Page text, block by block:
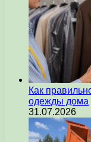
Как
одежды дома
31.07.2026